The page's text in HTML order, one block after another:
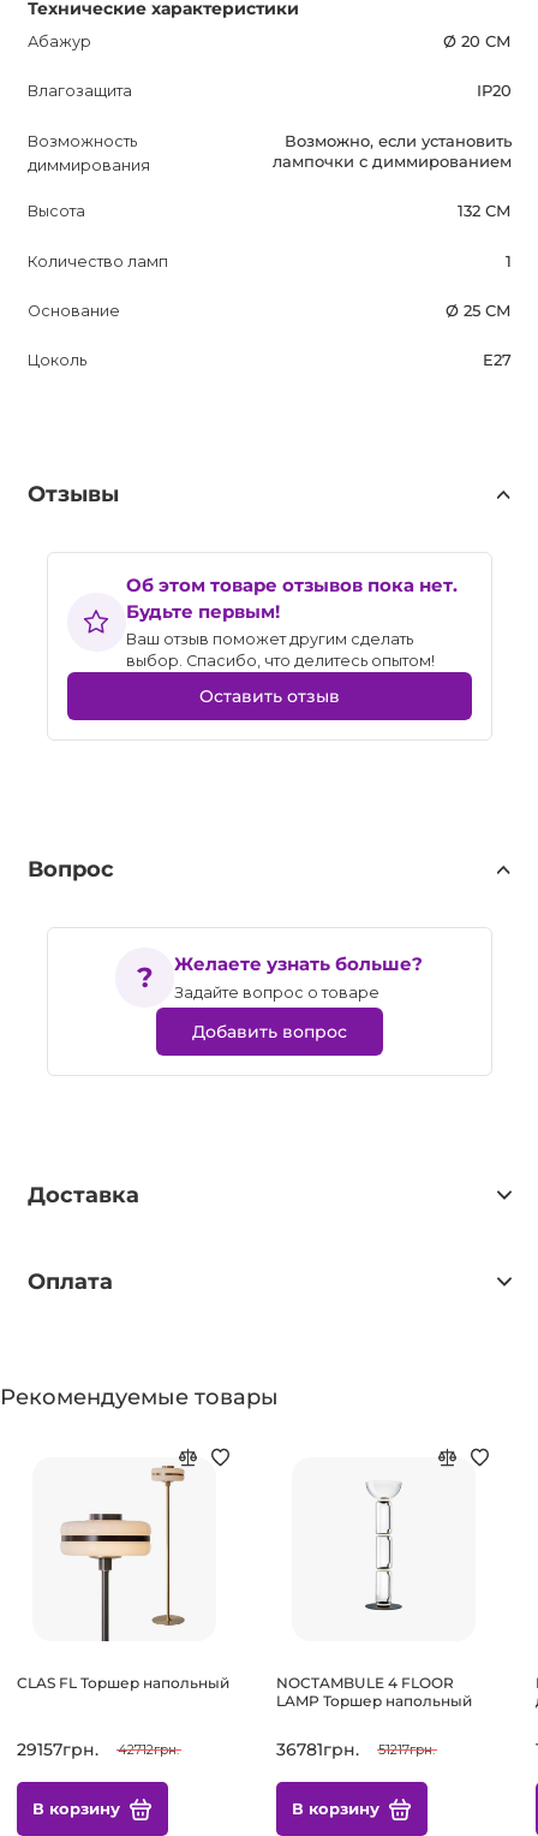
Технические характеристики
Абажур Ø 20 СМ
Влагозащита IP20
Возможность
диммирования
Возможно, если установить
лампочки с диммированием
Высота 132 СМ
Количество ламп 1
Основание Ø 25 СМ
Цоколь E27
Отзывы
Об этом товаре отзывов пока нет.
Будьте первым!
Ваш отзыв поможет другим сделать
выбор. Спасибо, что делитесь опытом!
Оставить отзыв
Вопрос
Желаете узнать больше?
Задайте вопрос о товаре
Добавить вопрос
Доставка
Оплата
Рекомендуемые товары
CLAS FL Торшер напольный
29157грн. 42712грн.
В корзину
NOCTAMBULE 4 FLOOR
LAMP Торшер напольный
36781грн. 51217грн.
В корзину